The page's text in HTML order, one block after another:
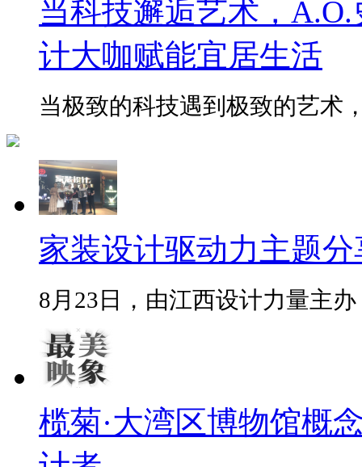
当科技邂逅艺术，
计大咖赋能宜居生活
当极致的科技遇到极致的艺术
家装设计驱动力主题
8月23日，由江西设计力量主
榄菊·大湾区博物馆概